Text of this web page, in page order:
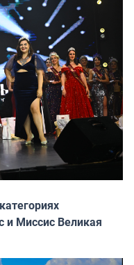
и Миссис Великая